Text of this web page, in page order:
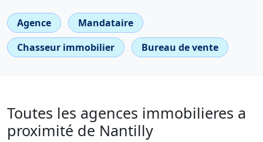
Agence
Mandataire
Chasseur immobilier
Bureau de vente
Toutes les agences immobilieres a
proximité de Nantilly